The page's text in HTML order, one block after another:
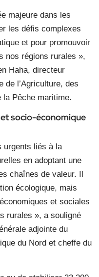
majeure dans les
les défis complexes
et pour promouvoir
nos régions rurales »,
Haha, directeur
de l’Agriculture, des
la Pêche maritime.
socio-économique
urgents liés à la
en adoptant une
chaînes de valeur. Il
écologique, mais
et sociales
rurales », a souligné
adjointe du
du Nord et cheffe du